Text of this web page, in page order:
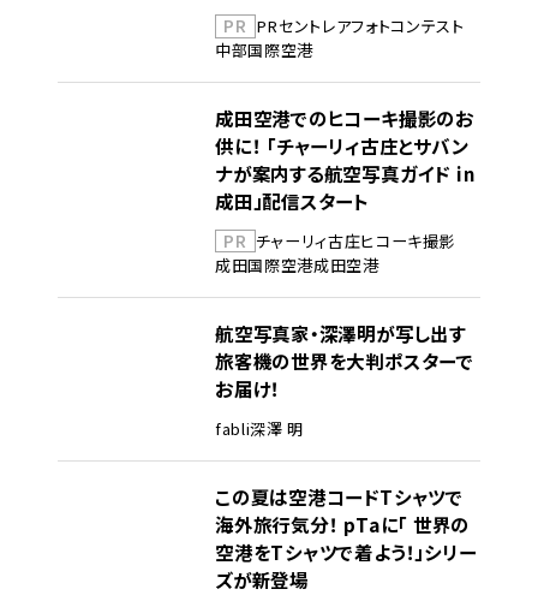
PR PRセントレアフォトコンテスト
中部国際空港
成田空港でのヒコーキ撮影のお
供に！ 「チャーリィ古庄とサバン
ナが案内する航空写真ガイド in
成田」配信スタート
PR チャーリィ古庄ヒコーキ撮影
成田国際空港成田空港
航空写真家・深澤明が写し出す
旅客機の世界を大判ポスターで
お届け！
fabli深澤 明
この夏は空港コードTシャツで
海外旅行気分！ pTaに「 世界の
空港をTシャツで着よう！」シリー
ズが新登場